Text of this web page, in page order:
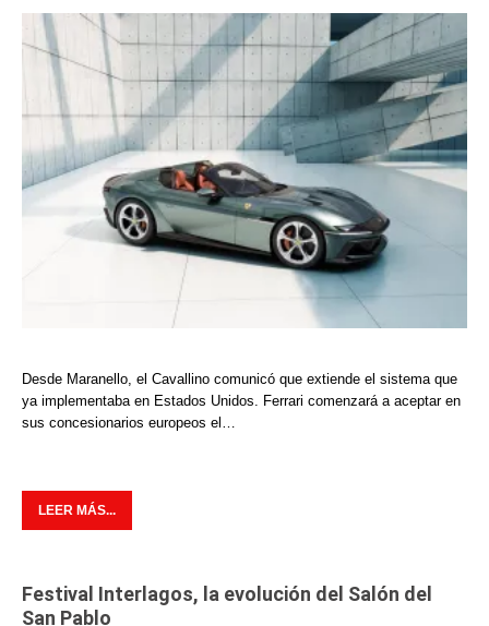
Desde Maranello, el Cavallino comunicó que extiende el sistema que
ya implementaba en Estados Unidos. Ferrari comenzará a aceptar en
sus concesionarios europeos el…
LEER MÁS...
Festival Interlagos, la evolución del Salón del
San Pablo